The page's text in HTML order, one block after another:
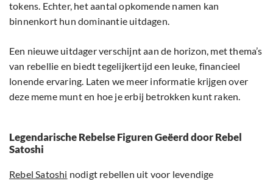
tokens. Echter, het aantal opkomende namen kan
binnenkort hun dominantie uitdagen.
Een nieuwe uitdager verschijnt aan de horizon, met thema’s
van rebellie en biedt tegelijkertijd een leuke, financieel
lonende ervaring. Laten we meer informatie krijgen over
deze meme munt en hoe je erbij betrokken kunt raken.
Legendarische Rebelse Figuren Geëerd door Rebel
Satoshi
Rebel Satoshi nodigt rebellen uit voor levendige